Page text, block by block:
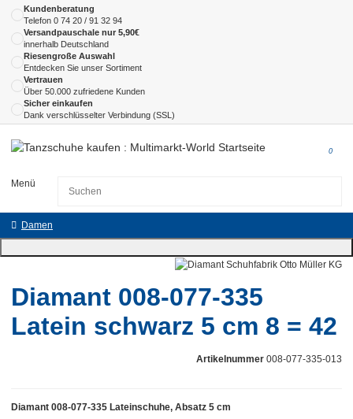
Kundenberatung
Telefon 0 74 20 / 91 32 94
Versandpauschale nur 5,90€
innerhalb Deutschland
Riesengroße Auswahl
Entdecken Sie unser Sortiment
Vertrauen
Über 50.000 zufriedene Kunden
Sicher einkaufen
Dank verschlüsselter Verbindung (SSL)
Menü
0
Damen
Diamant 008-077-335
Latein schwarz 5 cm 8 = 42
Artikelnummer 008-077-335-013
Diamant 008-077-335 Lateinschuhe, Absatz 5 cm